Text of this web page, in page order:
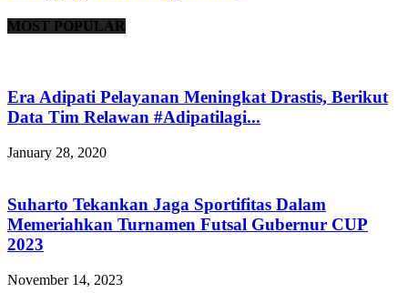
MOST POPULAR
Era Adipati Pelayanan Meningkat Drastis, Berikut
Data Tim Relawan #Adipatilagi...
January 28, 2020
Suharto Tekankan Jaga Sportifitas Dalam
Memeriahkan Turnamen Futsal Gubernur CUP
2023
November 14, 2023